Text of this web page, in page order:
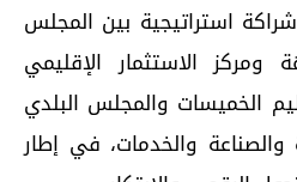
استراتيجية بين المجلس
الاستثمار الإقليمي
الخميسات والمجلس البلدي
والصناعة والخدمات، في إطار